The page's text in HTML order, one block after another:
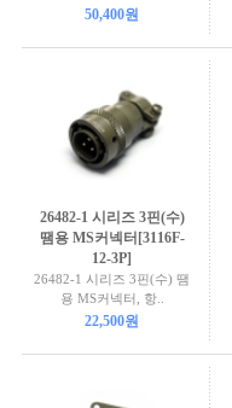
50,400원
26482-1 시리즈 3핀(수)
땜용 MS커넥터[3116F-
12-3P]
26482-1 시리즈 3핀(수) 땜
용 MS커넥터, 항..
22,500원